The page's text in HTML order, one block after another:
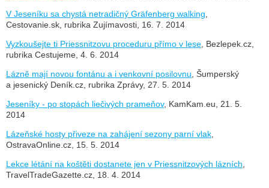
V Jeseníku sa chystá netradičný Gräfenberg walking
Cestovanie.sk, rubrika Zujímavosti, 16. 7. 2014
Vyzkoušejte ti Priessnitzovu proceduru přímo v lese , Bezlepek.cz,
rubrika Cestujeme, 4. 6. 2014
Lázně mají novou fontánu a i venkovní posilovnu , Šumperský
a jesenický Deník.cz, rubrika Zprávy, 27. 5. 2014
Jeseníky - po stopách liečivých prameňov, KamKam.eu, 21. 5.
2014
Lázeňské hosty přiveze na zahájení sezony parní vlak
OstravaOnline.cz, 15. 5. 2014
Lekce létání na koštěti dostanete jen v Priessnitzových lázních
TravelTradeGazette.cz, 18. 4. 2014